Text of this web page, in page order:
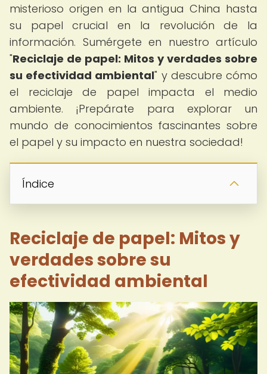
misterioso origen en la antigua China hasta
su papel crucial en la revolución de la
información. Sumérgete en nuestro artículo
"Reciclaje de papel: Mitos y verdades sobre
su efectividad ambiental" y descubre cómo
el reciclaje de papel impacta el medio
ambiente. ¡Prepárate para explorar un
mundo de conocimientos fascinantes sobre
el papel y su impacto en nuestra sociedad!
Índice
Reciclaje de papel: Mitos y
verdades sobre su
efectividad ambiental